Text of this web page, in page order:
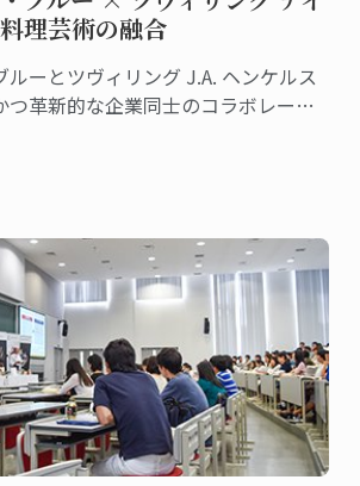
理芸術の融合
ルーとツヴィリング J.A. ヘンケルス
つ革新的な企業同士のコラボレーシ
ットを誕生させました。